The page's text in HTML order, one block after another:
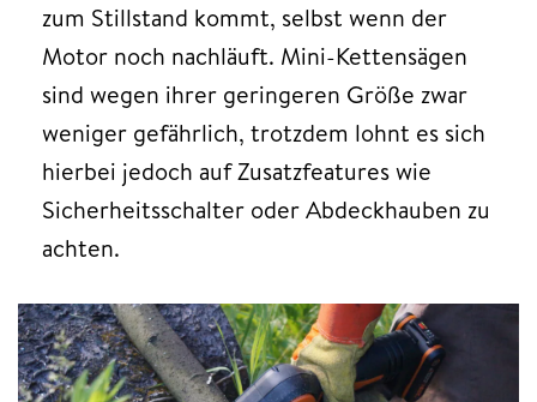
zum Stillstand kommt, selbst wenn der
Motor noch nachläuft. Mini-Kettensägen
sind wegen ihrer geringeren Größe zwar
weniger gefährlich, trotzdem lohnt es sich
hierbei jedoch auf Zusatzfeatures wie
Sicherheitsschalter oder Abdeckhauben zu
achten.